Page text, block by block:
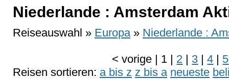
Niederlande : Amsterdam
Reiseauswahl » Europa » Niederlande :
<vorige | 1 | 2 | 3 | 4 | 5
Reisen sortieren: a bis z z bis a neueste